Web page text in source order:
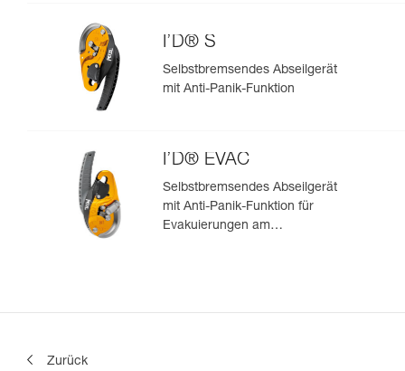
I’D® S
Selbstbremsendes Abseilgerät
mit Anti-Panik-Funktion
I’D® EVAC
Selbstbremsendes Abseilgerät
mit Anti-Panik-Funktion für
Evakuierungen am
Zurück